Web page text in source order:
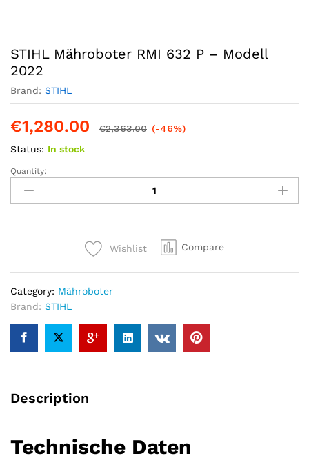
STIHL Mähroboter RMI 632 P – Modell
2022
Brand: STIHL
€1,280.00 €2,363.00 (-46%)
Status: In stock
STIHL
Mähroboter
RMI
quantity
Quantity:
Wishlist Compare
Category: Mähroboter
Brand: STIHL
Description
Technische Daten